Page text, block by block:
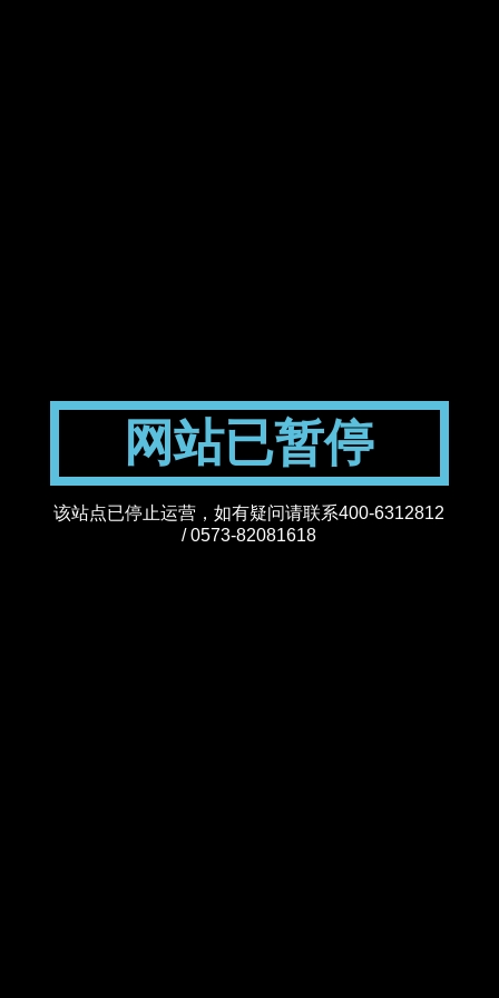
网站已暂停
该站点已停止运营，如有疑问请联系400-6312812
/ 0573-82081618